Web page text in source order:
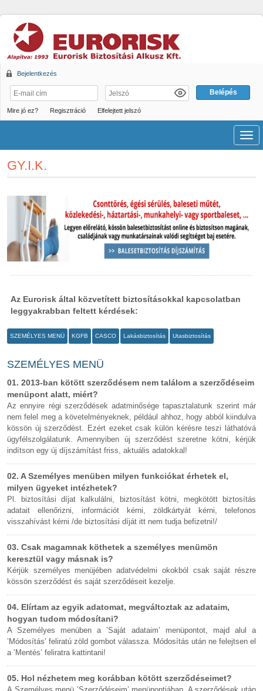
Bejelentkezés
Mire jó ez? Regisztráció Elfelejtett jelszó
GY.I.K.
Az Eurorisk által közvetített biztosításokkal kapcsolatban
leggyakrabban feltett kérdések:
SZEMÉLYES MENÜ KGFB CASCO Lakásbiztosítás Utasbiztosítás
SZEMÉLYES MENÜ
01. 2013-ban kötött szerződésem nem találom a szerződéseim
menüpont alatt, miért?
Az ennyire régi szerződések adatminősége tapasztalatunk szerint már
nem felel meg a követelményeknek, például ahhoz, hogy abból kiindulva
kössön új szerződést. Ezért ezeket csak külön kérésre teszi láthatóvá
ügyfélszolgálatunk. Amennyiben új szerződést szeretne kötni, kérjük
indítson egy új díjszámítást friss, aktuális adatokkal!
02. A Személyes menüben milyen funkciókat érhetek el,
milyen ügyeket intézhetek?
Pl. biztosítási díjat kalkulálni, biztosítást kötni, megkötött biztosítás
adatait ellenőrizni, információt kérni, zöldkártyát kérni, telefonos
visszahívást kérni /de biztosítási díját itt nem tudja befizetni!/
03. Csak magamnak köthetek a személyes menümön
keresztül vagy másnak is?
Kérjük személyes menüjében adatvédelmi okokból csak saját részre
kössön szerződést és saját szerződéseit kezelje.
04. Elírtam az egyik adatomat, megváltoztak az adataim,
hogyan tudom módosítani?
A Személyes menüben a ’Saját adataim’ menüpontot, majd alul a
’Módosítás’ feliratú zöld gombot válassza. Módosítás után ne felejtsen el
a ’Mentés’ feliratra kattintani!
05. Hol nézhetem meg korábban kötött szerződéseimet?